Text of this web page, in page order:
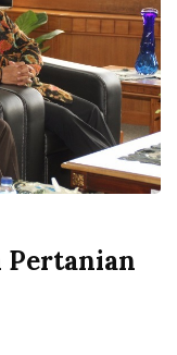
Pertanian